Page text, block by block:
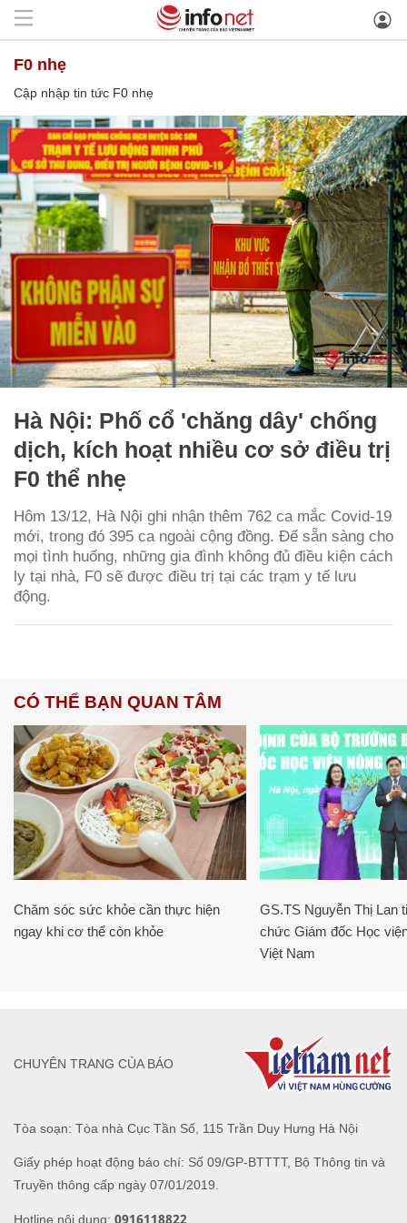
F0 nhẹ
Cập nhập tin tức F0 nhẹ
Hà Nội: Phố cổ 'chăng dây' chống
dịch, kích hoạt nhiều cơ sở điều trị
F0 thể nhẹ
Hôm 13/12, Hà Nội ghi nhận thêm 762 ca mắc Covid-19
mới, trong đó 395 ca ngoài cộng đồng. Để sẵn sàng cho
mọi tình huống, những gia đình không đủ điều kiện cách
ly tại nhà, F0 sẽ được điều trị tại các trạm y tế lưu
động.
CÓ THỂ BẠN QUAN TÂM
Chăm sóc sức khỏe cần thực hiện
ngay khi cơ thể còn khỏe
GS.TS Nguyễn Thị Lan
chức Giám đốc Học
Việt Nam
Tòa soạn: Tòa nhà Cục Tần Số, 115 Trần Duy Hưng Hà Nội
Giấy phép hoạt động báo chí: Số 09/GP-BTTTT, Bộ Thông tin và
Truyền thông cấp ngày 07/01/2019.
Hotline nội dung: 0916118822
CHUYÊN TRANG CỦA BÁO